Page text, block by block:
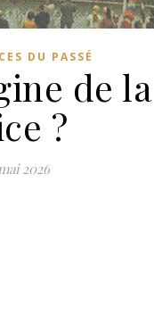
DU PASSÉ
de
?
2026